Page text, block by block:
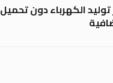
الكهرباء دون تحميل